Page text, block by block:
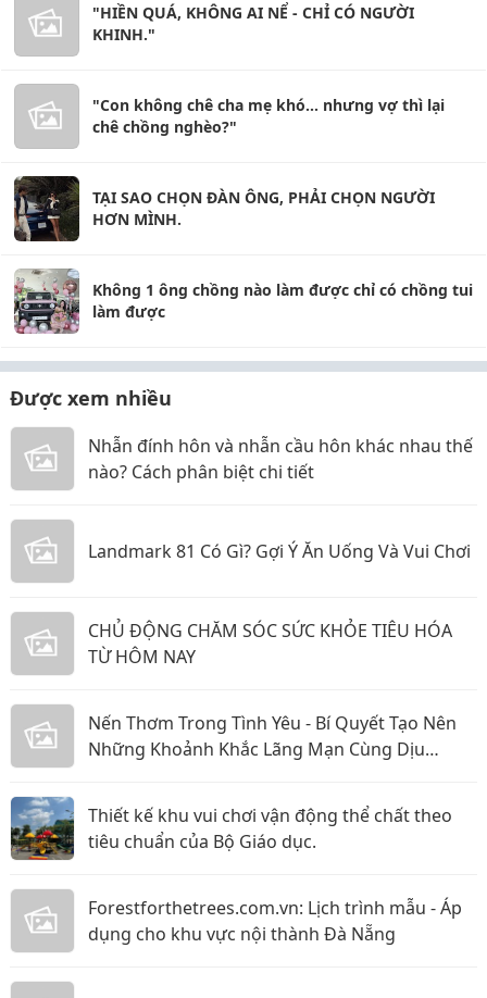
"HIỀN QUÁ, KHÔNG AI NỂ - CHỈ CÓ NGƯỜI
KHINH."
"Con không chê cha mẹ khó... nhưng vợ thì lại
chê chồng nghèo?"
TẠI SAO CHỌN ĐÀN ÔNG, PHẢI CHỌN NGƯỜI
HƠN MÌNH.
Không 1 ông chồng nào làm được chỉ có chồng tui
làm được
Được xem nhiều
Nhẫn đính hôn và nhẫn cầu hôn khác nhau thế
nào? Cách phân biệt chi tiết
Landmark 81 Có Gì? Gợi Ý Ăn Uống Và Vui Chơi
CHỦ ĐỘNG CHĂM SÓC SỨC KHỎE TIÊU HÓA
TỪ HÔM NAY
Nến Thơm Trong Tình Yêu - Bí Quyết Tạo Nên
Những Khoảnh Khắc Lãng Mạn Cùng Dịu
Thiết kế khu vui chơi vận động thể chất theo
tiêu chuẩn của Bộ Giáo dục.
Forestforthetrees.com.vn: Lịch trình mẫu - Áp
dụng cho khu vực nội thành Đà Nẵng